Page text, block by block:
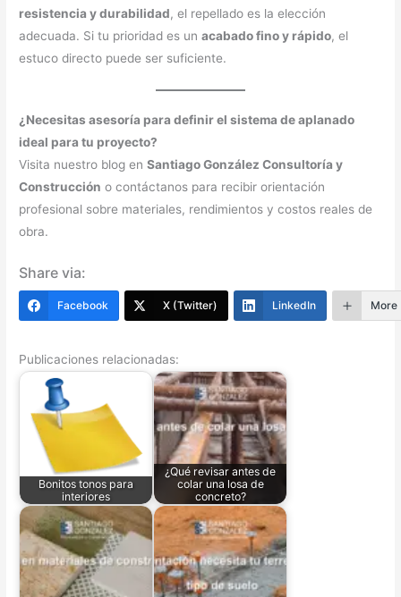
resistencia y durabilidad, el repellado es la elección
adecuada. Si tu prioridad es unacabado fino y rápido, el
estuco directo puede ser suficiente.
¿Necesitas asesoría para definir el sistema de aplanado
ideal para tu proyecto?
Visita nuestro blog enSantiago González Consultoría y
Construcción o contáctanos para recibir orientación
profesional sobre materiales, rendimientos y costos reales de
obra.
Share via:
Facebook X (Twitter) LinkedIn More
Publicaciones relacionadas:
Bonitos tonos para
interiores
¿Qué revisar antes de
colar una losa de
concreto?